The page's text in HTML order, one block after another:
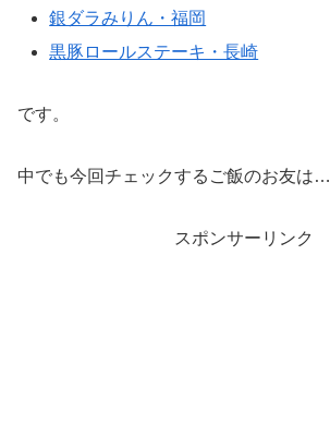
銀ダラみりん・福岡
黒豚ロールステーキ・長崎
です。
中でも今回チェックするご飯のお友は…
スポンサーリンク